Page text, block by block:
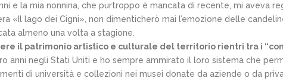
e la mia nonnina, che purtroppo è mancata di recente, mi aveva
«Il lago dei Cigni», non dimenticherò mai l’emozione delle
almeno una volta a stagione.
il patrimonio artistico e culturale del territorio rientri tra i
anni negli Stati Uniti e ho sempre ammirato il loro sistema che
di università e collezioni nei musei donate da aziende o da